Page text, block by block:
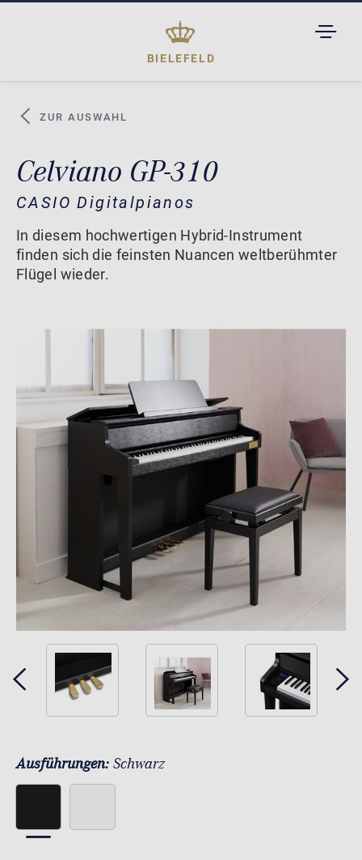
BIELEFELD
ZUR AUSWAHL
Celviano GP-310
CASIO Digitalpianos
In diesem hochwertigen Hybrid-Instrument
finden sich die feinsten Nuancen weltberühmter
Flügel wieder.
Ausführungen: Schwarz